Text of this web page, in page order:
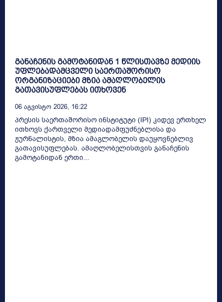
განაჩენის გამოტანიდან 1 წლისთავზე მედიის
უფლებადამცველი საერთაშორისო
ორგანიზაციები მზია ამაღლობელის
გათავისუფლებას ითხოვენ
06 Აგვისტო 2026, 16:22
პრესის საერთაშორისო ინსტიტუტი (IPI) კიდევ ერთხელ
ითხოვს ქართველი მედიადამფუძნებლისა და
ჟურნალისტის, მზია ამაგლობელის დაუყოვნებლივ
გათავისუფლებას. ამაღლობელისთვის განაჩენის
გამოტანიდან ერთი...